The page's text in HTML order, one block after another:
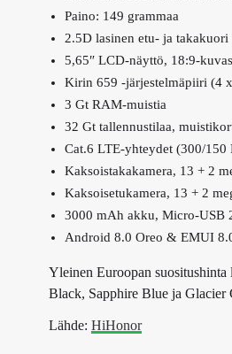
Paino: 149 grammaa
2.5D lasinen etu- ja takakuori
5,65″ LCD-näyttö, 18:9-
Kirin 659 -järjestelmäpiiri (4
3 Gt RAM-muistia
32 Gt tallennustilaa,
Cat.6 LTE-yhteydet (300/
Kaksoistakakamera, 13 + 2
Kaksoisetukamera, 13 + 2
3000 mAh akku, Micro-USB
Android 8.0 Oreo & EMUI
Yleinen Euroopan
Black, Sapphire Blue ja Glacier
Lähde: HiHonor